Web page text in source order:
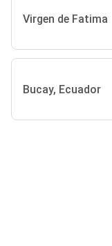
Virgen de Fatima
Bucay, Ecuador